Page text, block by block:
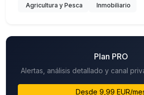
Agricultura y Pesca
Inmobiliario
Plan PRO
Alertas, análisis detallado y canal
Desde 9,99 EUR/